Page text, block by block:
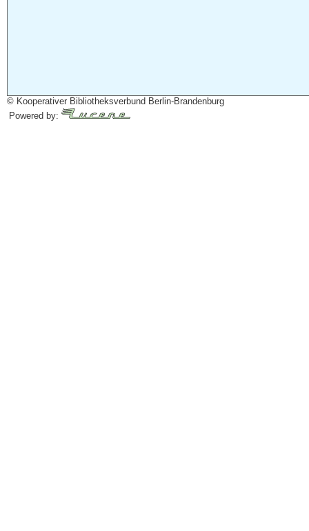
© Kooperativer Bibliotheksverbund Berlin-Brandenburg
Powered by: